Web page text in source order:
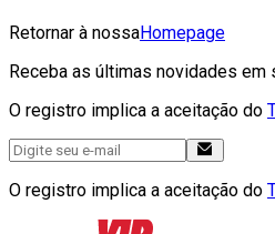
Retornar à nossaHomepage
Receba as últimas novidades em
O registro implica a aceitação do
O registro implica a aceitação do